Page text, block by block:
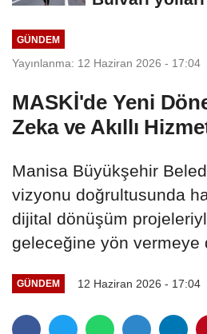
GÜNDEM
Yayınlanma: 12 Haziran 2026 - 17:04
MASKİ'de Yeni
Zeka ve Akıllı
Manisa Büyükşehir
vizyonu doğrultusunda
dijital dönüşüm
geleceğine yön vermeye
GÜNDEM 12 Haziran 2026 - 17:04